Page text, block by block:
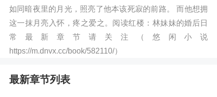
如同暗夜里的月光，照亮了他本该死寂的前路。 而他想拥
这一抹月亮入怀，疼之爱之。阅读红楼：林妹妹的婚后日
常最新章节请关注（悠闲小说
https://m.dnvx.cc/book/582110/）
最新章节列表